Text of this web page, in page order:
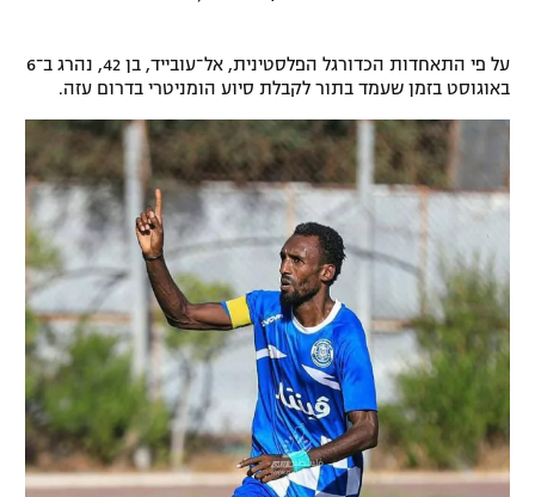
מדיניות פרטיות
תקנון פעילות ספורט 1
רשיון להקרנה פומבית לבית עסק
הצטרפות לחבילת הערוצים
לוח דרושים – ג'ובנט
תגיות
המגזין
גיימינג E-Sports
על פי התאחדות הכדורגל הפלסטינית, אל־עובייד, בן 42, נהרג ב־6
באוגוסט בזמן שעמד בתור לקבלת סיוע הומניטרי בדרום עזה.